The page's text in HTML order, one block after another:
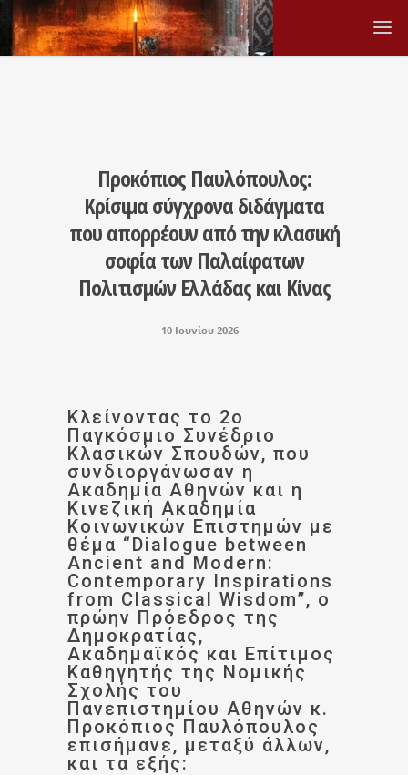
Προκόπιος Παυλόπουλος:
Κρίσιμα σύγχρονα διδάγματα
που απορρέουν από την κλασική
σοφία των Παλαίφατων
Πολιτισμών Ελλάδας και Κίνας
10 Ιουνίου 2026
Κλείνοντας το 2ο
Παγκόσμιο Συνέδριο
Κλασικών Σπουδών, που
συνδιοργάνωσαν η
Ακαδημία Αθηνών και η
Κινεζική Ακαδημία
Κοινωνικών Επιστημών με
θέμα “Dialogue between
Ancient and Modern:
Contemporary Inspirations
from Classical Wisdom”, ο
πρώην Πρόεδρος της
Δημοκρατίας,
Ακαδημαϊκός και Επίτιμος
Καθηγητής της Νομικής
Σχολής του
Πανεπιστημίου Αθηνών κ.
Προκόπιος Παυλόπουλος
επισήμανε, μεταξύ άλλων,
και τα εξής: